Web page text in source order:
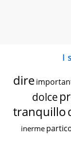
I
dire
dolce
tranquillo
inerme